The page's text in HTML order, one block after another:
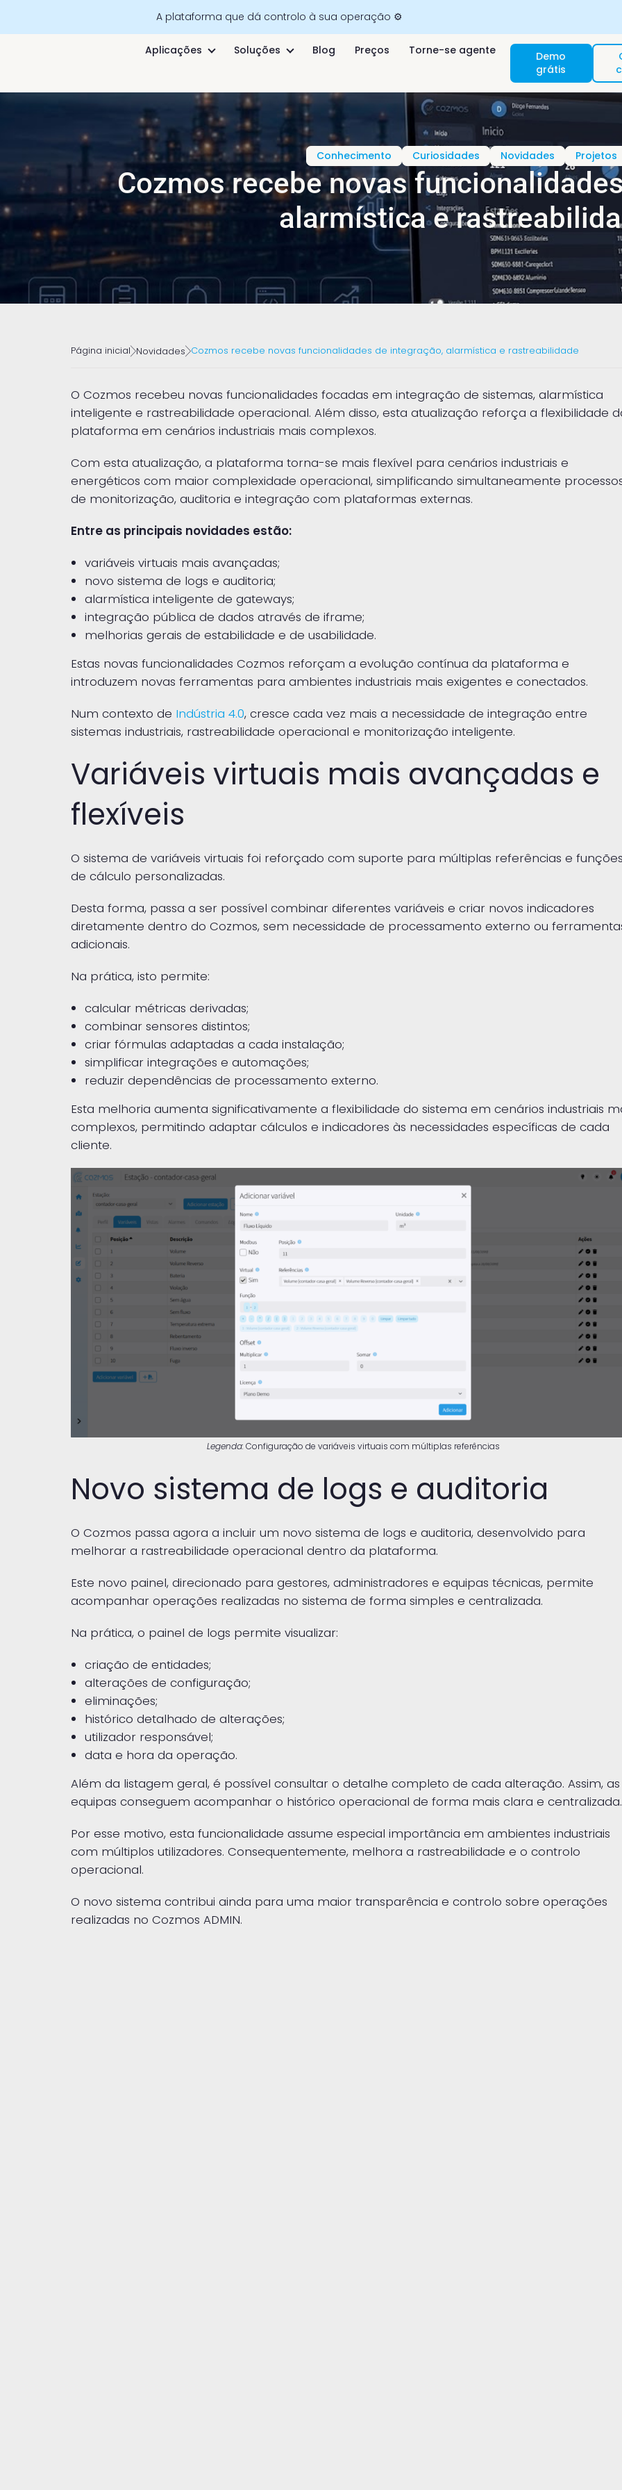
A plataforma que dá controlo à sua operação ⚙️
Aplicações Soluções Blog Preços Torne-se agente
Demo
grátis
Conhecimento Curiosidades Novidades Projetos
Cozmos recebe novas
alarmística e
Página inicial Novidades Cozmos recebe novas funcionalidades de integração, alarmística e rastreabilidade
O Cozmos recebeu novas funcionalidades focadas em integração de sistemas, alarmística
inteligente e rastreabilidade operacional. Além disso, esta atualização reforça a flexibilidade
plataforma em cenários industriais mais complexos.
Com esta atualização, a plataforma torna-se mais flexível para cenários industriais e
energéticos com maior complexidade operacional, simplificando simultaneamente
de monitorização, auditoria e integração com plataformas externas.
Entre as principais novidades estão:
variáveis virtuais mais avançadas;
novo sistema de logs e auditoria;
alarmística inteligente de gateways;
integração pública de dados através de iframe;
melhorias gerais de estabilidade e de usabilidade.
Estas novas funcionalidades Cozmos reforçam a evolução contínua da plataforma e
introduzem novas ferramentas para ambientes industriais mais exigentes e conectados.
Num contexto de Indústria 4.0, cresce cada vez mais a necessidade de integração entre
sistemas industriais, rastreabilidade operacional e monitorização inteligente.
Variáveis virtuais mais avançadas e
flexíveis
O sistema de variáveis virtuais foi reforçado com suporte para múltiplas referências e
de cálculo personalizadas.
Desta forma, passa a ser possível combinar diferentes variáveis e criar novos indicadores
diretamente dentro do Cozmos, sem necessidade de processamento externo ou
adicionais.
Na prática, isto permite:
calcular métricas derivadas;
combinar sensores distintos;
criar fórmulas adaptadas a cada instalação;
simplificar integrações e automações;
reduzir dependências de processamento externo.
Esta melhoria aumenta significativamente a flexibilidade do sistema em cenários industriais
complexos, permitindo adaptar cálculos e indicadores às necessidades específicas de cada
cliente.
Legenda: Configuração de variáveis virtuais com múltiplas referências
Novo sistema de logs e auditoria
O Cozmos passa agora a incluir um novo sistema de logs e auditoria, desenvolvido para
melhorar a rastreabilidade operacional dentro da plataforma.
Este novo painel, direcionado para gestores, administradores e equipas técnicas, permite
acompanhar operações realizadas no sistema de forma simples e centralizada.
Na prática, o painel de logs permite visualizar:
criação de entidades;
alterações de configuração;
eliminações;
histórico detalhado de alterações;
utilizador responsável;
data e hora da operação.
Além da listagem geral, é possível consultar o detalhe completo de cada alteração. Assim, as
equipas conseguem acompanhar o histórico operacional de forma mais clara e centralizada.
Por esse motivo, esta funcionalidade assume especial importância em ambientes industriais
com múltiplos utilizadores. Consequentemente, melhora a rastreabilidade e o controlo
operacional.
O novo sistema contribui ainda para uma maior transparência e controlo sobre operações
realizadas no Cozmos ADMIN.